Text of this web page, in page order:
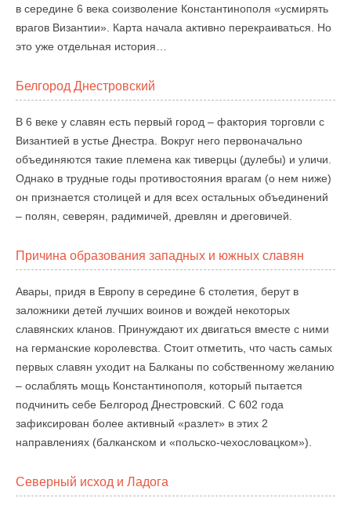
в середине 6 века соизволение Константинополя «усмирять
врагов Византии». Карта начала активно перекраиваться. Но
это уже отдельная история…
Белгород Днестровский
В 6 веке у славян есть первый город – фактория торговли с
Византией в устье Днестра. Вокруг него первоначально
объединяются такие племена как тиверцы (дулебы) и уличи.
Однако в трудные годы противостояния врагам (о нем ниже)
он признается столицей и для всех остальных объединений
– полян, северян, радимичей, древлян и дреговичей.
Причина образования западных и южных славян
Авары, придя в Европу в середине 6 столетия, берут в
заложники детей лучших воинов и вождей некоторых
славянских кланов. Принуждают их двигаться вместе с ними
на германские королевства. Стоит отметить, что часть самых
первых славян уходит на Балканы по собственному желанию
– ослаблять мощь Константинополя, который пытается
подчинить себе Белгород Днестровский. С 602 года
зафиксирован более активный «разлет» в этих 2
направлениях (балканском и «польско-чехословацком»).
Северный исход и Ладога